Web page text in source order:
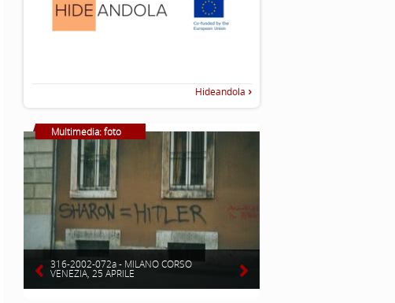
Hideandola
Multimedia: foto
316-2002-072a - MILANO CORSO
VENEZIA, 25 APRILE